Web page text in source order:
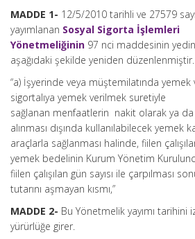
MADDE 1- 12/5/2010 tarihli ve 27579
yayımlanan Sosyal Sigorta İşlemleri
Yönetmeliğinin 97 nci maddesinin
aşağıdaki şekilde yeniden düzenlenmiştir.
“a) İşyerinde veya müştemilatında
sigortalıya yemek verilmek suretiyle
sağlanan menfaatlerin nakit olarak ya
alınması dışında kullanılabilecek yemek
araçlarla sağlanması halinde, fiilen
yemek bedelinin Kurum Yönetim
fiilen çalışılan gün sayısı ile çarpılması
tutarını aşmayan kısmı,”
MADDE 2- Bu Yönetmelik yayımı tarihini
yürürlüğe girer.